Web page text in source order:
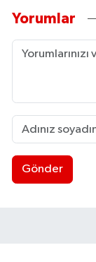
Yorumlar
Gönder